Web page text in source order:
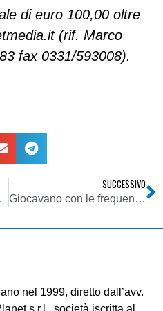
di euro 100,00 oltre
(rif. Marco
fax 0331/593008).
SUCCESSIVO
Giocavano con le frequenze: undici radioamatori nei guai in Liguria
nel 1999, diretto dall’avv.
s.r.l., società iscritta al